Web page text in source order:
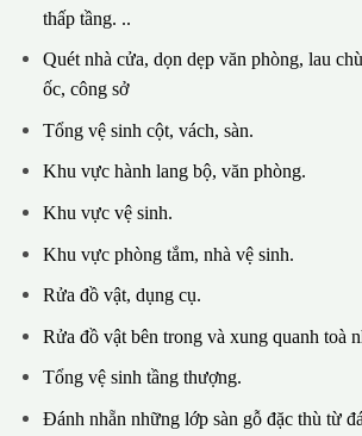
thấp tầng. ..
Quét nhà cửa, dọn dẹp văn phòng, lau
ốc, công sở
Tổng vệ sinh cột, vách, sàn.
Khu vực hành lang bộ, văn phòng.
Khu vực vệ sinh.
Khu vực phòng tắm, nhà vệ sinh.
Rửa đồ vật, dụng cụ.
Rửa đồ vật bên trong và xung quanh toà
Tổng vệ sinh tầng thượng.
Đánh nhẵn những lớp sàn gỗ đặc thù từ